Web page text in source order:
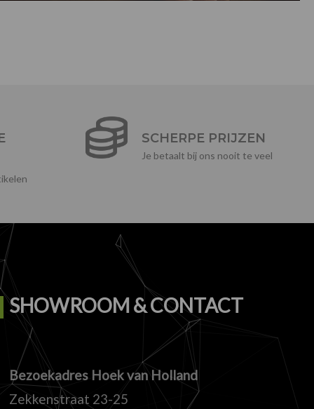
SCHERPE PRIJZEN
Je betaalt bij ons nooit te veel
SHOWROOM & CONTACT
Bezoekadres Hoek van Holland
Zekkenstraat 23-25